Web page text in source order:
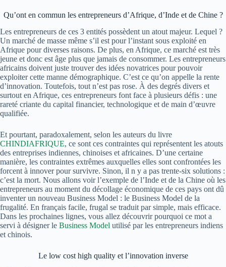
Qu’ont en commun les entrepreneurs d’Afrique, d’Inde et de Chine ?
Les entrepreneurs de ces 3 entités possèdent un atout majeur. Lequel ?
Un marché de masse même s’il est pour l’instant sous exploité en
Afrique pour diverses raisons. De plus, en Afrique, ce marché est très
jeune et donc est âge plus que jamais de consommer. Les entrepreneurs
africains doivent juste trouver des idées novatrices pour pouvoir
exploiter cette manne démographique. C’est ce qu’on appelle la rente
d’innovation. Toutefois, tout n’est pas rose. À des degrés divers et
surtout en Afrique, ces entrepreneurs font face à plusieurs défis : une
rareté criante du capital financier, technologique et de main d’œuvre
qualifiée.
Et pourtant, paradoxalement, selon les auteurs du livre
CHINDIAFRIQUE, ce sont ces contraintes qui représentent les atouts
des entreprises indiennes, chinoises et africaines. D’une certaine
manière, les contraintes extrêmes auxquelles elles sont confrontées les
forcent à innover pour survivre. Sinon, il n y a pas trente-six solutions :
c’est la mort. Nous allons voir l’exemple de l’Inde et de la Chine où les
entrepreneurs au moment du décollage économique de ces pays ont dû
inventer un nouveau Business Model : le Business Model de la
frugalité. En français facile, frugal se traduit par simple, mais efficace.
Dans les prochaines lignes, vous allez découvrir pourquoi ce mot a
servi à désigner le Business Model utilisé par les entrepreneurs indiens
et chinois.
Le low cost high quality et l’innovation inverse